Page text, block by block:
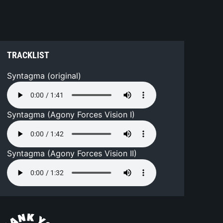
TRACKLIST
Syntagma (original)
Syntagma (Agony Forces Vision I)
Syntagma (Agony Forces Vision II)